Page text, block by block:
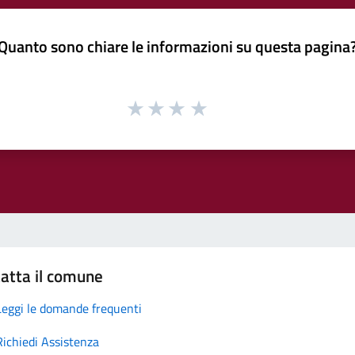
sono chiare le informazioni su questa
il comune
le domande frequenti
Assistenza